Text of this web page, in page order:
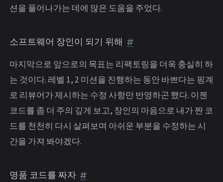
션을 풀어나가는 데에 많은 도움을 주었다.
소프트웨어 장인이 되기 위해
마지막으로 앞으로의 목표는 리팩토링을 더욱 충실히 하
는 것이다. 레벨 1, 2 미션을 진행하는 동안 바쁘다는 핑계
로 리뷰어가 제시하는 수정 사항만 반영하곤 했다. 이젠
코드를 좀 더 주의 깊게 보고, 장인의 마음으로 내가 짠 코
드를 천천히 다시 살펴보며 아쉬운 부분을 수정하는 시
간을 가져 봐야겠다.
명품 코드를 짜자